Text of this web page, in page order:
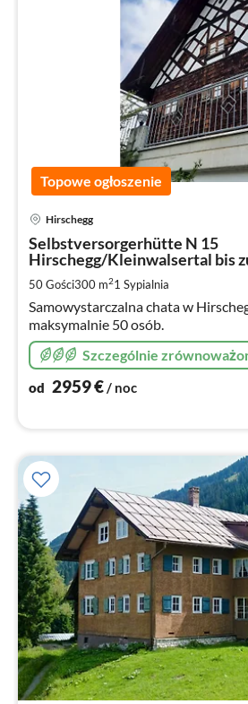
Topowe ogłoszenie
Hirschegg
Selbstversorgerhütte N 15
Hirschegg/Kleinwalsertal bis
50 Gości300 m21 Sypialnia
Samowystarczalna chata w
maksymalnie 50 osób.
Szczególnie
od 2959€/ noc